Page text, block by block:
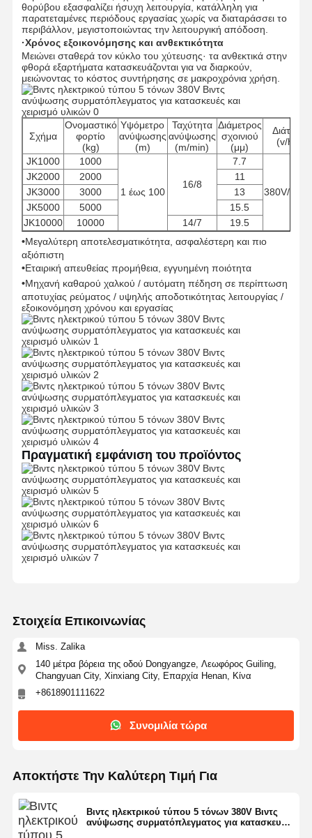
Αρχική
Σελίδα
Προϊόντα
Σχετικά Με
Εμάς
Γύρος
Εργοστασίων
Ποιοτικός
Έλεγχος
Επαφή Νέα
Όλες Οι
Περιπτώσεις
Συνομιλία
Τώρα
Τροχοί γερανού
Τύμπανο σχοινιών καλωδίων
Κράνος Αγκώνα
Τροχήλατο
Μπλοκ τροχαλίας γερανού
Αρπαγές
Ανυψωτήρας
Εξοπλισμός μεταφορών
Συσκευές ανύψωσης
Συσκευές γερανού
θορύβου εξασφαλίζει ήσυχη λειτουργία, κατάλληλη για
παρατεταμένες περιόδους εργασίας χωρίς να διαταράσσει το
περιβάλλον, μεγιστοποιώντας την λειτουργική απόδοση.
·Χρόνος εξοικονόμησης και ανθεκτικότητα
Μειώνει σταθερά τον κύκλο του χύτευσης· τα ανθεκτικά στην
φθορά εξαρτήματα κατασκευάζονται για να διαρκούν,
μειώνοντας το κόστος συντήρησης σε μακροχρόνια χρήση.
Σχήμα
Ονομαστικό
φορτίο
(kg)
Υψόμετρο
ανύψωσης
(m)
Ταχύτητα
ανύψωσης
(m/min)
Διάμετρος
σχοινιού
(μμ)
Διάταξη
(v/hz)
JK1000
1000
1 έως 100
16/8
7.7
380V/
JK2000 2000
11
JK3000
3000
13
JK5000
5000
15.5
JK10000
10000 14/7
19.5
•Μεγαλύτερη αποτελεσματικότητα, ασφαλέστερη και πιο
αξιόπιστη
•Εταιρική απευθείας προμήθεια, εγγυημένη ποιότητα
•Μηχανή καθαρού χαλκού / αυτόματη πέδηση σε περίπτωση
αποτυχίας ρεύματος / υψηλής αποδοτικότητας λειτουργίας /
εξοικονόμηση χρόνου και εργασίας
Πραγματική εμφάνιση του προϊόντος
Στοιχεία Επικοινωνίας
Miss. Zalika
140 μέτρα βόρεια της οδού Dongyangze, Λεωφόρος Guiling,
Changyuan City, Xinxiang City, Επαρχία Henan, Κίνα
+8618901111622
Συνομιλία τώρα
Αποκτήστε Την Καλύτερη Τιμή Για
Βιντς ηλεκτρικού τύπου 5 τόνων 380V Βιντς
ανύψωσης συρματόπλεγματος για κατασκευές